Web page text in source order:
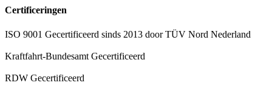
Certificeringen
ISO 9001 Gecertificeerd sinds 2013 door TÜV Nord Nederland
Kraftfahrt-Bundesamt Gecertificeerd
RDW Gecertificeerd